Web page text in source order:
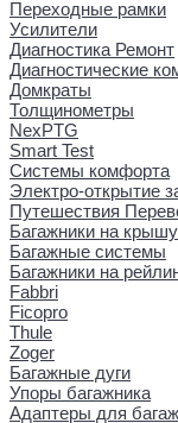
Переходные рамки
Усилители
Диагностика Ремонт
Диагностические
Домкраты
Толщинометры
NexPTG
Smart Test
Системы комфорта
Электро-открытие
Путешествия
Багажники на
Багажные системы
Багажники на
Fabbri
Ficopro
Thule
Zoger
Багажные дуги
Упоры багажника
Адаптеры для